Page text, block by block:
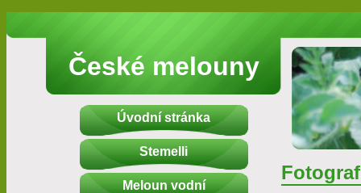
České melouny
Úvodní stránka
Stemelli
Meloun vodní